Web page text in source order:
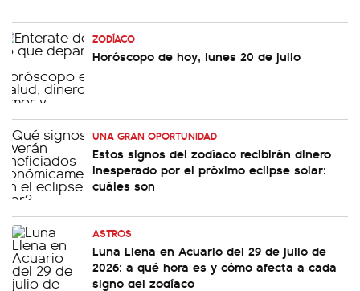
ZODÍACO
Horóscopo de hoy, lunes 20 de julio
UNA GRAN OPORTUNIDAD
Estos signos del zodíaco recibirán dinero
inesperado por el próximo eclipse solar:
cuáles son
ASTROS
Luna Llena en Acuario del 29 de julio de
2026: a qué hora es y cómo afecta a cada
signo del zodíaco